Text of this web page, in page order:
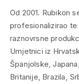
Od 2001. Rubikon
profesionalizirao
raznovrsne
Umjetnici iz
Španjolske,
Britanije, Brazila,